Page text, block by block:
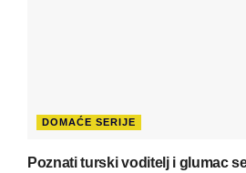
DOMAĆE SERIJE
Poznati turski voditelj i glumac